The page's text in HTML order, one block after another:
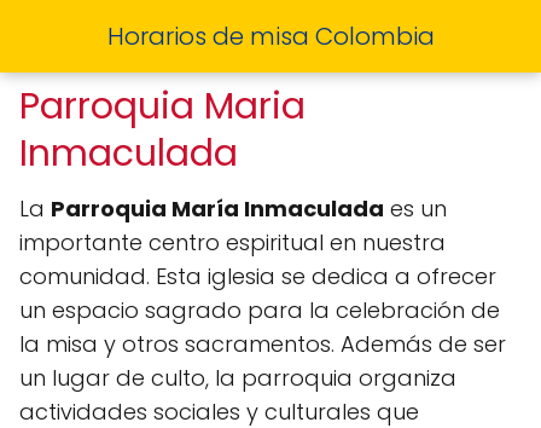
Horarios de misa Colombia
Parroquia Maria
Inmaculada
La Parroquia María Inmaculada es un
importante centro espiritual en nuestra
comunidad. Esta iglesia se dedica a ofrecer
un espacio sagrado para la celebración de
la misa y otros sacramentos. Además de ser
un lugar de culto, la parroquia organiza
actividades sociales y culturales que